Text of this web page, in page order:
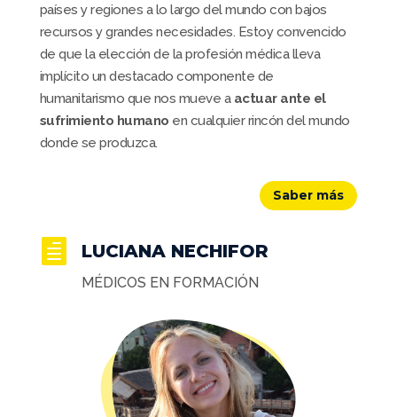
países y regiones a lo largo del mundo con bajos
recursos y grandes necesidades. Estoy convencido
de que la elección de la profesión médica lleva
implícito un destacado componente de
humanitarismo que nos mueve a actuar ante el
sufrimiento humano en cualquier rincón del mundo
donde se produzca.
Saber más
 LUCIANA NECHIFOR
MÉDICOS EN FORMACIÓN